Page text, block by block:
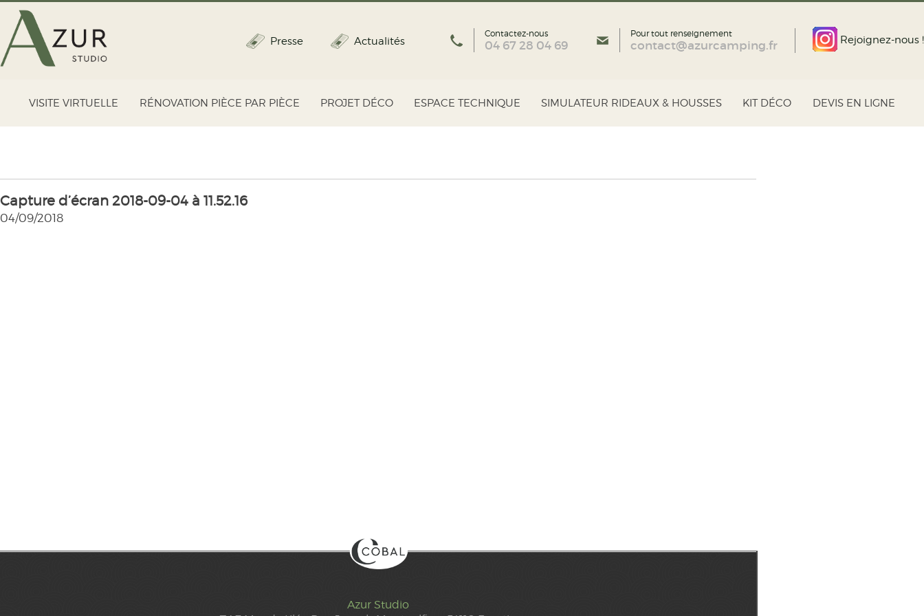
Rejoignez-nous !
Pour tout renseignement
contact@azurcamping.fr
Contactez-nous
04 67 28 04 69
Presse Actualités
VISITE VIRTUELLE RÉNOVATION PIÈCE PAR PIÈCE PROJET DÉCO ESPACE TECHNIQUE SIMULATEUR RIDEAUX & HOUSSES KIT DÉCO DEVIS EN LIGNE
Capture d’écran 2018-09-04 à 11.52.16
04/09/2018
Azur Studio